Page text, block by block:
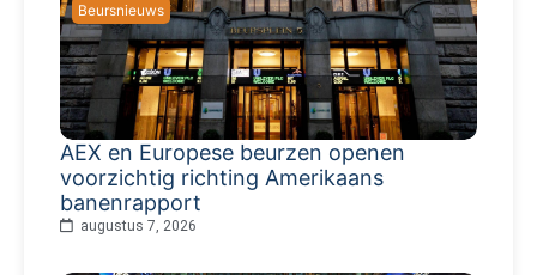
Beursnieuws
AEX en Europese beurzen openen
voorzichtig richting Amerikaans
banenrapport
augustus 7, 2026